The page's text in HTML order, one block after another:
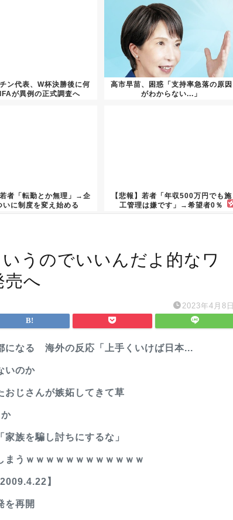
ン代表、W杯決勝後に何
が異例の正式調査へ
高市早苗、困惑「支持率急落の原因
がわからない...」
若者「転勤とか無理」→企
いに制度を変え始める
【悲報】若者「年収500万円でも施
工管理は嫌です」→希望者0％
いうのでいいんだよ的なワ
売へ
2023年4月8日
になる 海外の反応「上手くいけば日本...
いのか
おじさんが嫉妬してきて草
族を騙し討ちにするな」
まうｗｗｗｗｗｗｗｗｗｗｗｗ
】
を再開